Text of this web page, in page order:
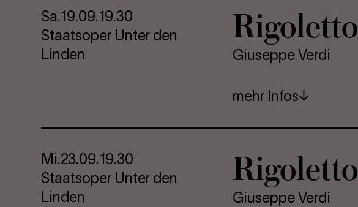
Sa.19.09.19.30
Staatsoper Unter den
Linden
Ri­go­let­to
Giuseppe Verdi
mehr Infos
Mi.23.09.19.30
Staatsoper Unter den
Linden
Ri­go­let­to
Giuseppe Verdi